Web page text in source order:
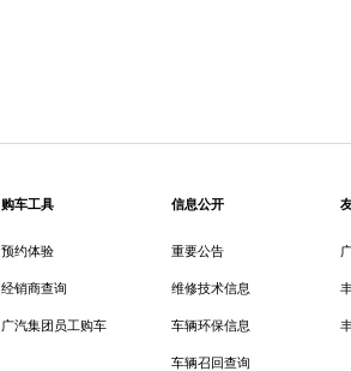
购车工具
预约体验
经销商查询
广汽集团员工购车
信息公开
重要公告
维修技术信息
车辆环保信息
车辆召回查询